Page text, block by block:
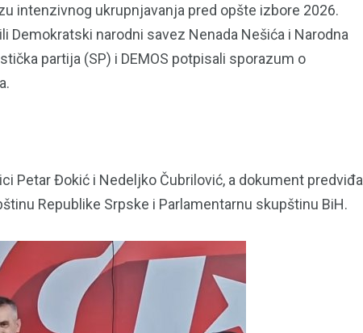
intenzivnog ukrupnjavanja pred opšte izbore 2026.
Demokratski narodni savez Nenada Nešića i Narodna
partija (SP) i DEMOS potpisali sporazum o
Petar Đokić i Nedeljko Čubrilović, a dokument predviđa
Republike Srpske i Parlamentarnu skupštinu BiH.
129
TRADICIJA